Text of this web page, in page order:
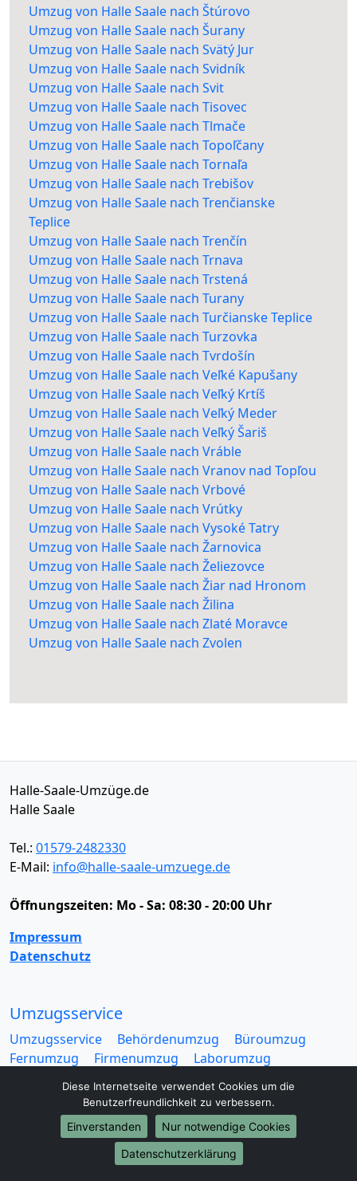
Umzug von Halle Saale nach Štúrovo
Umzug von Halle Saale nach Šurany
Umzug von Halle Saale nach Svätý Jur
Umzug von Halle Saale nach Svidník
Umzug von Halle Saale nach Svit
Umzug von Halle Saale nach Tisovec
Umzug von Halle Saale nach Tlmače
Umzug von Halle Saale nach Topoľčany
Umzug von Halle Saale nach Tornaľa
Umzug von Halle Saale nach Trebišov
Umzug von Halle Saale nach Trenčianske
Teplice
Umzug von Halle Saale nach Trenčín
Umzug von Halle Saale nach Trnava
Umzug von Halle Saale nach Trstená
Umzug von Halle Saale nach Turany
Umzug von Halle Saale nach Turčianske Teplice
Umzug von Halle Saale nach Turzovka
Umzug von Halle Saale nach Tvrdošín
Umzug von Halle Saale nach Veľké Kapušany
Umzug von Halle Saale nach Veľký Krtíš
Umzug von Halle Saale nach Veľký Meder
Umzug von Halle Saale nach Veľký Šariš
Umzug von Halle Saale nach Vráble
Umzug von Halle Saale nach Vranov nad Topľou
Umzug von Halle Saale nach Vrbové
Umzug von Halle Saale nach Vrútky
Umzug von Halle Saale nach Vysoké Tatry
Umzug von Halle Saale nach Žarnovica
Umzug von Halle Saale nach Želiezovce
Umzug von Halle Saale nach Žiar nad Hronom
Umzug von Halle Saale nach Žilina
Umzug von Halle Saale nach Zlaté Moravce
Umzug von Halle Saale nach Zvolen
Halle-Saale-Umzüge.de
Halle Saale
Tel.: 01579-2482330
E-Mail: info@halle-saale-umzuege.de
Öffnungszeiten: Mo - Sa: 08:30 - 20:00 Uhr
Impressum
Datenschutz
Umzugsservice
Umzugsservice Behördenumzug
Büroumzug
Fernumzug
Firmenumzug
Laborumzug
Seniorenumzug
Studentenumzug
Beiladung
Entrümpelung
Halteverbotszone
Klaviertransport
Möbellift
Haushaltsauflösung
Möbeltaxi
Möbelmitfahrzentrale
Umzugskartons
Diese Internetseite verwendet Cookies um die
Benutzerfreundlichkeit zu verbessern.
Einverstanden
Nur notwendige Cookies
Datenschutzerklärung